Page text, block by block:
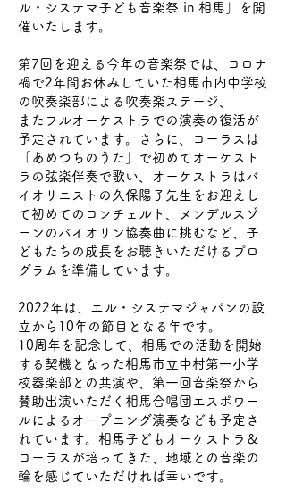
ル・システマ子ども音楽祭 in 相馬」を開
催いたします。
第7回を迎える今年の音楽祭では、コロナ
禍で2年間お休みしていた相馬市内中学校
の吹奏楽部による吹奏楽ステージ、
またフルオーケストラでの演奏の復活が
予定されています。さらに、コーラスは
「あめつちのうた」で初めてオーケスト
ラの弦楽伴奏で歌い、オーケストラはバ
イオリニストの久保陽子先生をお迎えし
て初めてのコンチェルト、メンデルスゾ
ーンのバイオリン協奏曲に挑むなど、子
どもたちの成長をお聴きいただけるプロ
グラムを準備しています。
2022年は、エル・システマジャパンの設
立から10年の節目となる年です。
10周年を記念して、相馬での活動を開始
する契機となった相馬市立中村第一小学
校器楽部との共演や、第一回音楽祭から
賛助出演いただく相馬合唱団エスポワー
ルによるオープニング演奏なども予定さ
れています。相馬子どもオーケストラ＆
コーラスが培ってきた、地域との音楽の
輪を感じていただければ幸いです。